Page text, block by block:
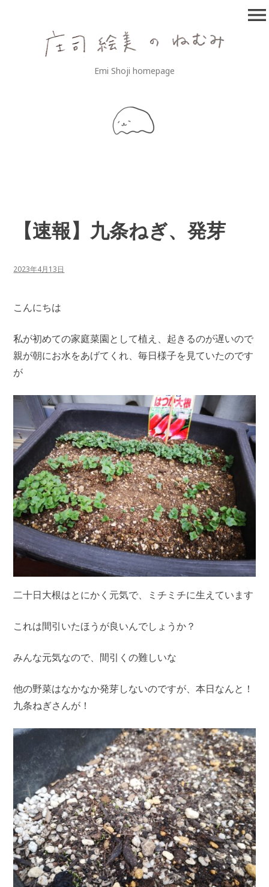
庄司絵美のねむみ
Emi Shoji homepage
menu
【速報】九条ねぎ、発芽
2023年4月13日
こんにちは
私が初めての家庭菜園として植え、起きるのが遅いので
親が朝にお水をあげてくれ、毎日様子を見ていたのです
が
二十日大根はとにかく元気で、ミチミチに生えています
これは間引いたほうが良いんでしょうか？
みんな元気なので、間引くの難しいな
他の野菜はなかなか発芽しないのですが、本日なんと！
九条ねぎさんが！